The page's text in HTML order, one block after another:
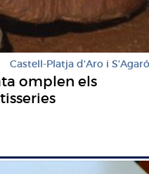
Castell-Platja d'Aro i S'Agaró
omplen els